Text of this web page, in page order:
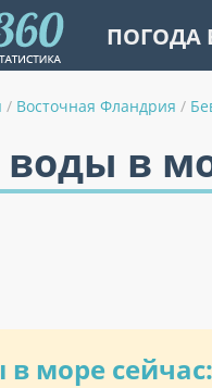
ПОГОДА
/ Восточная Фландрия /
в
море сейчас: